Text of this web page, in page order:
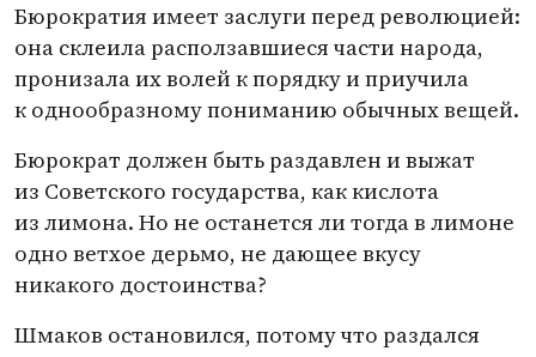
Бюрократия имеет заслуги перед революцией:
она склеила расползавшиеся части народа,
пронизала их волей к порядку и приучила
к однообразному пониманию обычных вещей.
Бюрократ должен быть раздавлен и выжат
из Советского государства, как кислота
из лимона. Но не останется ли тогда в лимоне
одно ветхое дерьмо, не дающее вкусу
никакого достоинства?
Шмаков остановился, потому что раздался